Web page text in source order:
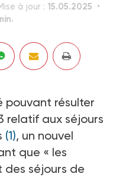
à jour : 15.05.2025
pouvant résulter
relatif aux séjours
(1), un nouvel
que « les
séjours de